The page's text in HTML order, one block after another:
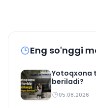
Eng so'nggi
Yotoqxona
beriladi?
05.08.2026